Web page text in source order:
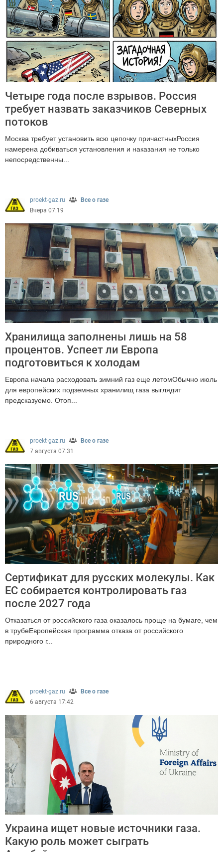
Четыре года после взрывов. Россия
требует назвать заказчиков Северных
потоков
Москва требует установить всю цепочку причастныхРоссия
намерена добиваться установления и наказания не только
непосредственны...
proekt-gaz.ru
Все о газе
Вчера 07:19
Хранилища заполнены лишь на 58
процентов. Успеет ли Европа
подготовиться к холодам
Европа начала расходовать зимний газ еще летомОбычно июль
для европейских подземных хранилищ газа выглядит
предсказуемо. Отоп...
proekt-gaz.ru
Все о газе
7 августа 07:31
Сертификат для русских молекулы. Как
ЕС собирается контролировать газ
после 2027 года
Отказаться от российского газа оказалось проще на бумаге, чем
в трубеЕвропейская программа отказа от российского
природного г...
proekt-gaz.ru
Все о газе
6 августа 17:42
Украина ищет новые источники газа.
Какую роль может сыграть